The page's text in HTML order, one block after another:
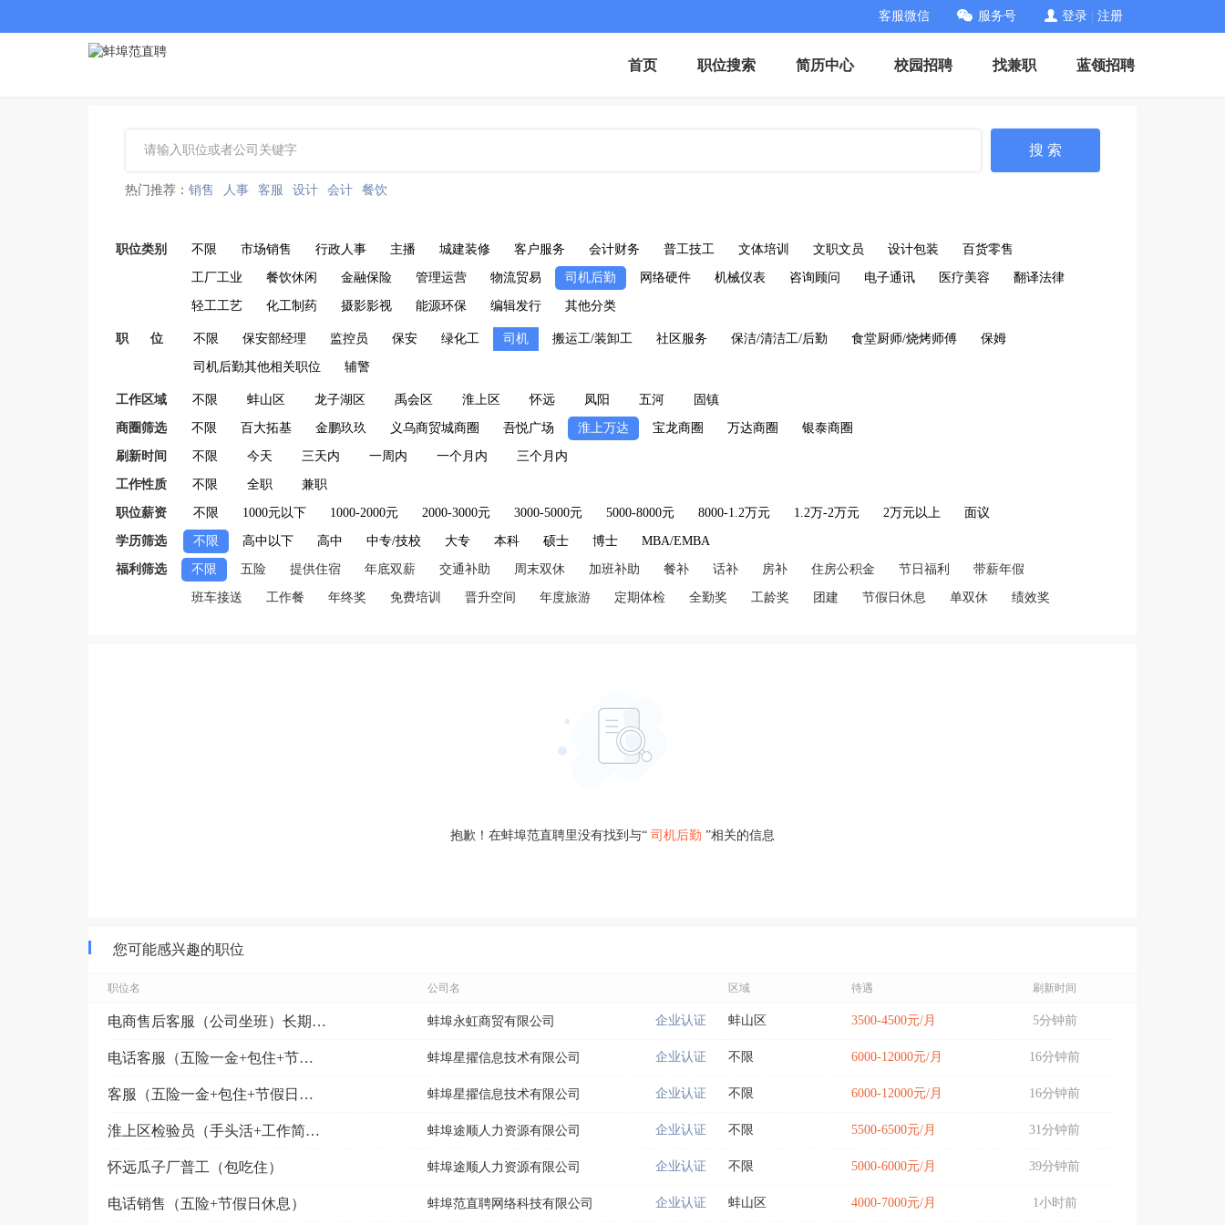
客服微信 服务号 登录 注册
首页 职位搜索 简历中心 校园招聘 找兼职 蓝领招聘
搜 索
热门推荐： 销售 人事 客服 设计 会计 餐饮
职位类别 不限 市场销售 行政人事 主播 城建装修 客户服务 会计财务 普工技工 文体培训 文职文员 设计包装 百货零售
工厂工业 餐饮休闲 金融保险 管理运营 物流贸易 司机后勤 网络硬件 机械仪表 咨询顾问 电子通讯 医疗美容 翻译法律
轻工工艺 化工制药 摄影影视 能源环保 编辑发行 其他分类
职 位 不限 保安部经理 监控员 保安 绿化工 司机 搬运工/装卸工 社区服务 保洁/清洁工/后勤 食堂厨师/烧烤师傅 保姆
司机后勤其他相关职位 辅警
工作区域 不限 蚌山区 龙子湖区 禹会区 淮上区 怀远 凤阳 五河 固镇
商圈筛选 不限 百大拓基 金鹏玖玖 义乌商贸城商圈 吾悦广场 淮上万达 宝龙商圈 万达商圈 银泰商圈
刷新时间 不限 今天 三天内 一周内 一个月内 三个月内
工作性质 不限 全职 兼职
职位薪资 不限 1000元以下 1000-2000元 2000-3000元 3000-5000元 5000-8000元 8000-1.2万元 1.2万-2万元 2万元以上 面议
学历筛选 不限 高中以下 高中 中专/技校 大专 本科 硕士 博士 MBA/EMBA
福利筛选 不限 五险 提供住宿 年底双薪 交通补助 周末双休 加班补助 餐补 话补 房补 住房公积金 节日福利 带薪年假
班车接送 工作餐 年终奖 免费培训 晋升空间 年度旅游 定期体检 全勤奖 工龄奖 团建 节假日休息 单双休 绩效奖
抱歉！在蚌埠范直聘里没有找到与“ 司机后勤 ”相关的信息
您可能感兴趣的职位
职位名 公司名 区域 待遇 刷新时间
电商售后客服（公司坐班）长期稳定 蚌埠永虹商贸有限公司 企业认证 蚌山区 3500-4500元/月 5分钟前
电话客服（五险一金+包住+节假日福利） 蚌埠星擢信息技术有限公司 企业认证 不限 6000-12000元/月 16分钟前
客服（五险一金+包住+节假日福利） 蚌埠星擢信息技术有限公司 企业认证 不限 6000-12000元/月 16分钟前
淮上区检验员（手头活+工作简单） 蚌埠途顺人力资源有限公司 企业认证 不限 5500-6500元/月 31分钟前
怀远瓜子厂普工（包吃住） 蚌埠途顺人力资源有限公司 企业认证 不限 5000-6000元/月 39分钟前
电话销售（五险+节假日休息） 蚌埠范直聘网络科技有限公司 企业认证 蚌山区 4000-7000元/月 1小时前